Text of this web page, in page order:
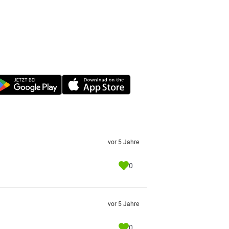
vor 5 Jahre
0
vor 5 Jahre